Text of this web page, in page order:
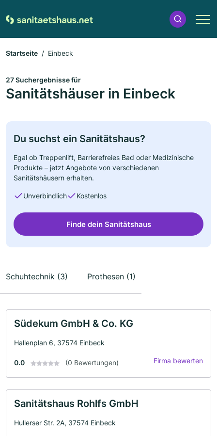
Startseite Einbeck
27 Suchergebnisse für
Sanitätshäuser in Einbeck
Du suchst ein Sanitätshaus?
Egal ob Treppenlift, Barrierefreies Bad oder Medizinische
Produkte – jetzt Angebote von verschiedenen
Sanitätshäusern erhalten.
Unverbindlich Kostenlos
Finde dein Sanitätshaus
Schuhtechnik (3) Prothesen (1)
Südekum GmbH & Co. KG
Hallenplan 6, 37574 Einbeck
0.0 (0 Bewertungen) Firma bewerten
Sanitätshaus Rohlfs GmbH
Hullerser Str. 2A, 37574 Einbeck